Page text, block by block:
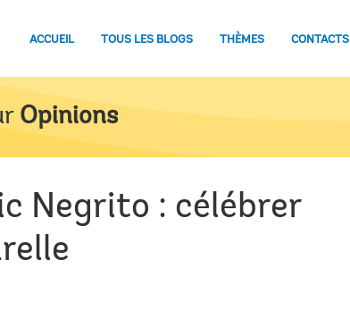
ACCUEIL TOUS LES BLOGS THÈMES CONTACTS
Opinions
Negrito : célébrer